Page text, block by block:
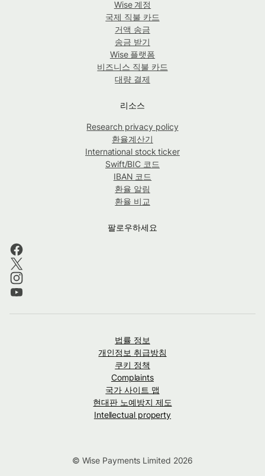
Wise 계정
국제 직불 카드
거액 송금
송금 받기
Wise 플랫폼
비즈니스 직불 카드
대량 결제
리소스
Research privacy policy
환율계산기
International stock ticker
Swift/BIC 코드
IBAN 코드
환율 알림
환율 비교
팔로우하세요
법률 정보
개인정보 취급방침
쿠키 정책
Complaints
국가 사이트 맵
현대판 노예방지 제도
Intellectual property
© Wise Payments Limited 2026